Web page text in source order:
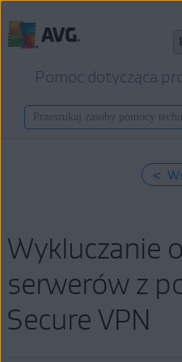
Pomoc dotycząca
<
Wykluczanie
serwerów z
Secure VPN